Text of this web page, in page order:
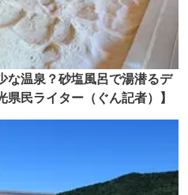
な温泉？砂塩風呂で湯潜るデ
民ライター（ぐん記者）】